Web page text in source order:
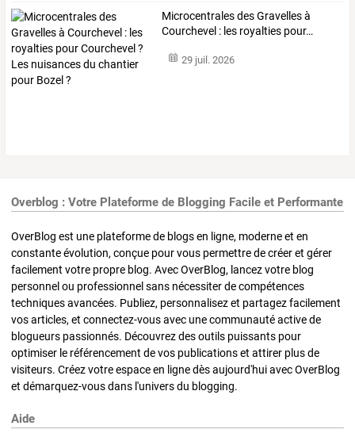
MicrocentralesdesGravellesà
Courchevel : les royalties pour…
29 juil. 2026
Overblog : Votre Plateforme de Blogging Facile et Performante
OverBlog est une plateforme de blogs en ligne, moderne et en
constante évolution, conçue pour vous permettre de créer et gérer
facilement votre propre blog. Avec OverBlog, lancez votre blog
personnel ou professionnel sans nécessiter de compétences
techniques avancées. Publiez, personnalisez et partagez facilement
vos articles, et connectez-vous avec une communauté active de
blogueurs passionnés. Découvrez des outils puissants pour
optimiser le référencement de vos publications et attirer plus de
visiteurs. Créez votre espace en ligne dès aujourd'hui avec OverBlog
et démarquez-vous dans l'univers du blogging.
Aide